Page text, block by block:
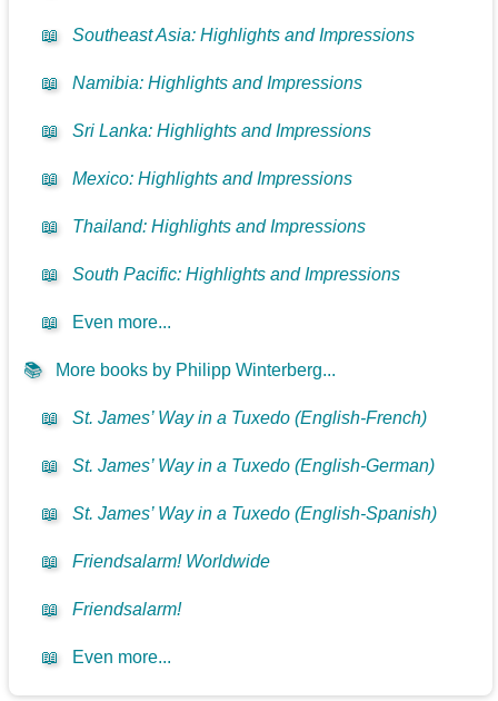
📖 Southeast Asia: Highlights and Impressions
📖 Namibia: Highlights and Impressions
📖 Sri Lanka: Highlights and Impressions
📖 Mexico: Highlights and Impressions
📖 Thailand: Highlights and Impressions
📖 South Pacific: Highlights and Impressions
📖 Even more...
📚 More books by Philipp Winterberg...
📖 St. James’ Way in a Tuxedo (English-French)
📖 St. James’ Way in a Tuxedo (English-German)
📖 St. James’ Way in a Tuxedo (English-Spanish)
📖 Friendsalarm! Worldwide
📖 Friendsalarm!
📖 Even more...